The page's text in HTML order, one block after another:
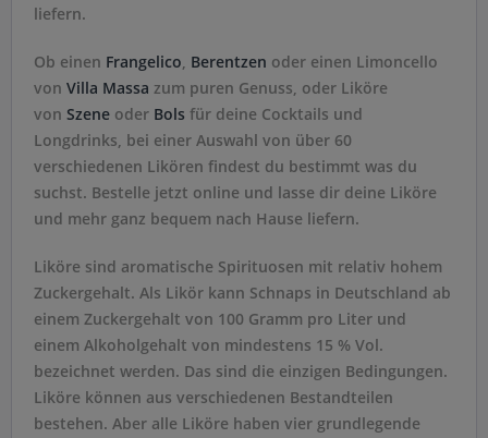
liefern.
Ob einen Frangelico, Berentzen oder einen Limoncello
von Villa Massa zum puren Genuss, oder Liköre
von Szene oder Bols für deine Cocktails und
Longdrinks, bei einer Auswahl von über 60
verschiedenen Likören findest du bestimmt was du
suchst. Bestelle jetzt online und lasse dir deine Liköre
und mehr ganz bequem nach Hause liefern.
Liköre sind aromatische Spirituosen mit relativ hohem
Zuckergehalt. Als Likör kann Schnaps in Deutschland ab
einem Zuckergehalt von 100 Gramm pro Liter und
einem Alkoholgehalt von mindestens 15 % Vol.
bezeichnet werden. Das sind die einzigen Bedingungen.
Liköre können aus verschiedenen Bestandteilen
bestehen. Aber alle Liköre haben vier grundlegende